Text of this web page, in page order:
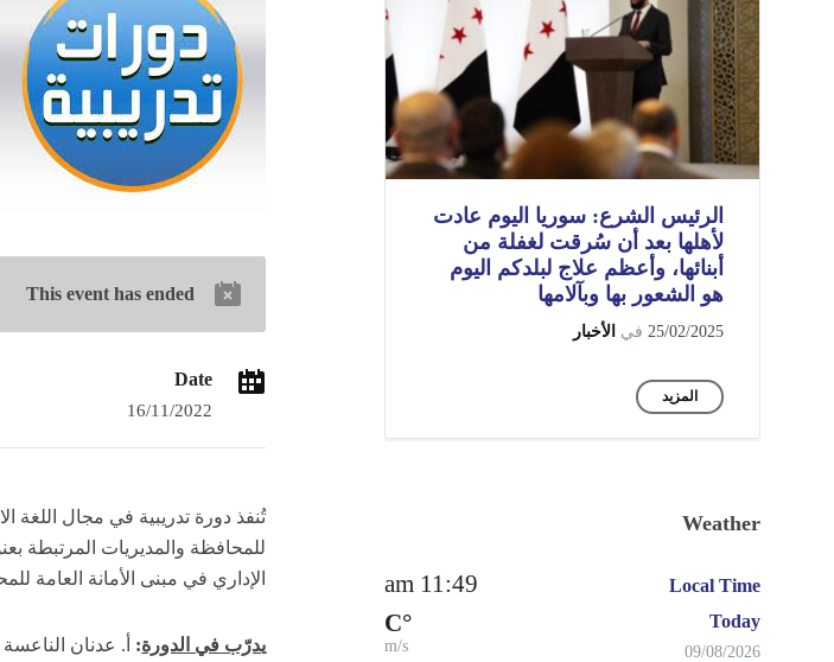
This event has ended
Date
16/11/2022
تُنفذ دورة تدريبية في مجال اللغة
للمحافظة والمديريات المرتبطة
الإداري في مبنى الأمانة العامة
يدرّب في الدورة: أ. عدنان
الرئيس الشرع: سوريا اليوم عادت
لأهلها بعد أن سُرقت لغفلة من
أبنائها، وأعظم علاج لبلدكم اليوم
هو الشعور بها وبآلامها
25/02/2025 في الأخبار
المزيد
Weather
Local Time
11:49 am
Today
09/08/2026
°C
m/s